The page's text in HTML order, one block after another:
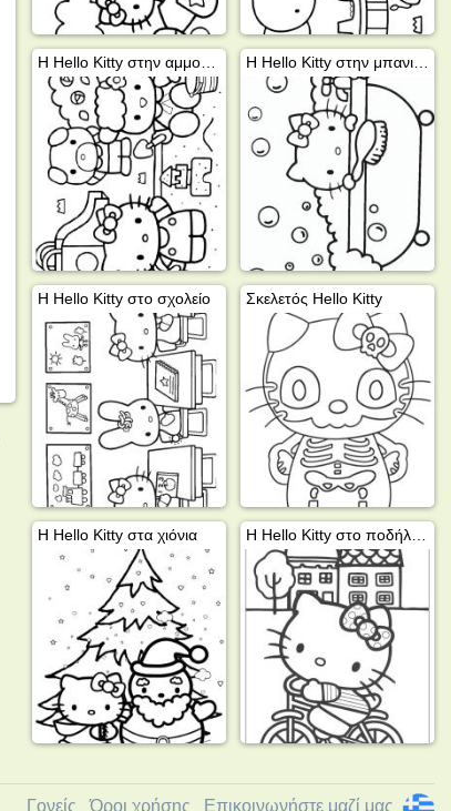
Η Hello Kitty στην αμμοδόχο Η Hello Kitty στην μπανιέρα
Η Hello Kitty στο σχολείο Σκελετός Hello Kitty
Η Hello Kitty στα χιόνια Η Hello Kitty στο ποδήλατο
Γονείς Όροι χρήσης Επικοινωνήστε μαζί μας